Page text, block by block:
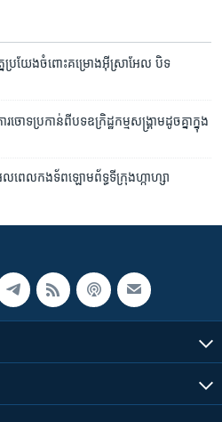
ត្ន​ប្រយែង​ចំពោះ​គម្រោង​អ៊ីស្រាអែល បិទ​
ទ​ប្រកាន់​ពីបទ​ឧក្រិដ្ឋកម្ម​សង្គ្រាម​ដូចគ្នា​ក្នុង
ែល​ពេល​កងទ័ព​ឡោមព័ទ្ធ​ទីក្រុង​ហ្កាហ្សា